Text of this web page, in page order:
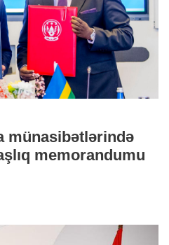
münasibətlərində
memorandumu